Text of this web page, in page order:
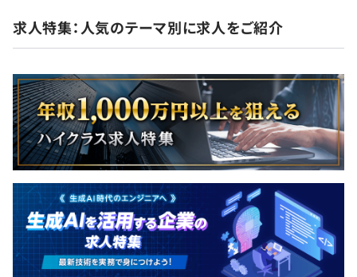
求人特集：人気のテーマ別に求人をご紹介